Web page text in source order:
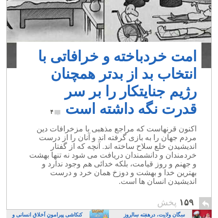
امت خردباخته و خرافاتی با
انتخاب بد از بدتر همچنان
رژیم جنایتکار را بر سر
قدرت نگه داشته است
۴
اکنون قرنهاست که مراجع مذهبی با مزخرافات دین
مردم جهان را به بازی گرفته اند و آنان را از درست
اندیشیدن خلع سلاح ساخته اند. آنچه که از گفتار
خردمندان و دانشمندان دریافت می شود نه تنها بهشت
و جهنم و روز قیامت، بلکه خدائی هم وجود ندارد و
بهترین خدا و بهشت و دوزخ همان خرد و درست
اندیشیدن انسان ها است.
۱۵۹ پخش
سگان ولایت، درهفته سالروز
کنکاشی پیرامونِ اَخلاقِ انسانی و